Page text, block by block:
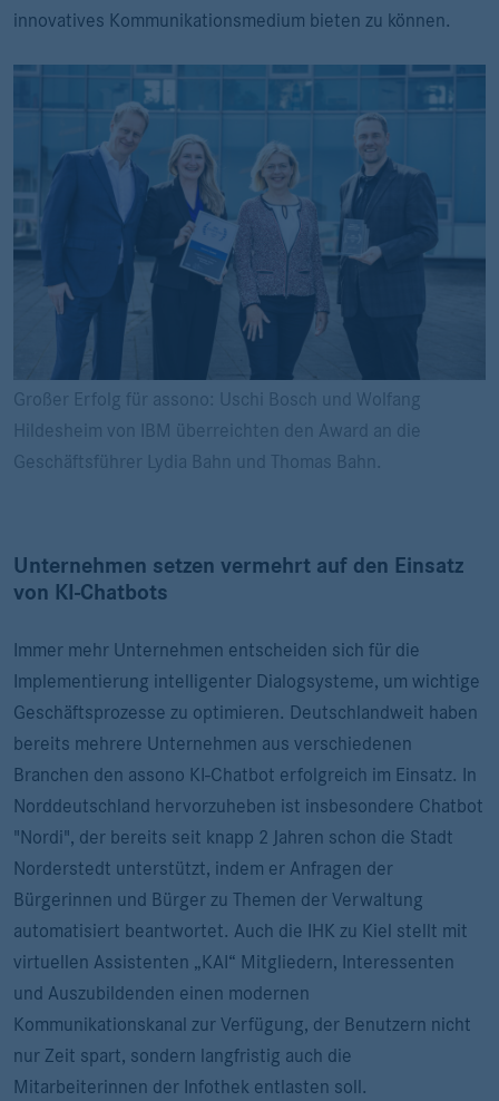
innovatives Kommunikationsmedium bieten zu können.
Großer Erfolg für assono: Uschi Bosch und Wolfang
Hildesheim von IBM überreichten den Award an die
Geschäftsführer Lydia Bahn und Thomas Bahn.
Unternehmen setzen vermehrt auf den Einsatz
von KI-Chatbots
Immer mehr Unternehmen entscheiden sich für die
Implementierung intelligenter Dialogsysteme, um wichtige
Geschäftsprozesse zu optimieren. Deutschlandweit haben
bereits mehrere Unternehmen aus verschiedenen
Branchen den assono KI-Chatbot erfolgreich im Einsatz. In
Norddeutschland hervorzuheben ist insbesondere Chatbot
"Nordi", der bereits seit knapp 2 Jahren schon die Stadt
Norderstedt unterstützt, indem er Anfragen der
Bürgerinnen und Bürger zu Themen der Verwaltung
automatisiert beantwortet. Auch die IHK zu Kiel stellt mit
virtuellen Assistenten „KAI“ Mitgliedern, Interessenten
und Auszubildenden einen modernen
Kommunikationskanal zur Verfügung, der Benutzern nicht
nur Zeit spart, sondern langfristig auch die
Mitarbeiterinnen der Infothek entlasten soll.